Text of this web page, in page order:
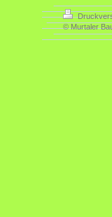
© Murtaler